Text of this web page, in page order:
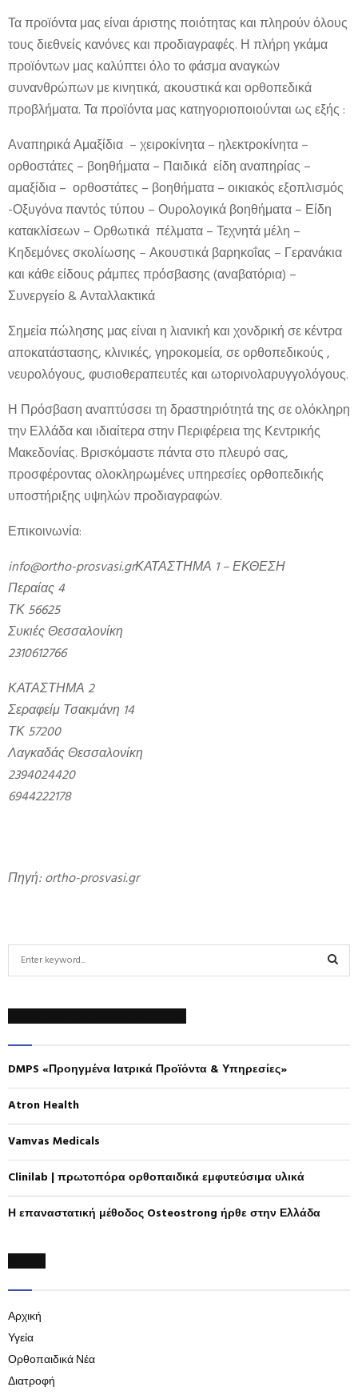
Τα προϊόντα μας είναι άριστης ποιότητας και πληρούν όλους
τους διεθνείς κανόνες και προδιαγραφές. Η πλήρη γκάμα
προϊόντων μας καλύπτει όλο το φάσμα αναγκών
συνανθρώπων με κινητικά, ακουστικά και ορθοπεδικά
προβλήματα. Τα προϊόντα μας κατηγοριοποιούνται ως εξής :
Αναπηρικά Αμαξίδια – χειροκίνητα – ηλεκτροκίνητα –
ορθοστάτες – βοηθήματα – Παιδικά είδη αναπηρίας –
αμαξίδια – ορθοστάτες – βοηθήματα – οικιακός εξοπλισμός
-Οξυγόνα παντός τύπου – Ουρολογικά βοηθήματα – Είδη
κατακλίσεων – Ορθωτικά πέλματα – Τεχνητά μέλη –
Κηδεμόνες σκολίωσης – Ακουστικά βαρηκοΐας – Γερανάκια
και κάθε είδους ράμπες πρόσβασης (αναβατόρια) –
Συνεργείο & Ανταλλακτικά
Σημεία πώλησης μας είναι η λιανική και χονδρική σε κέντρα
αποκατάστασης, κλινικές, γηροκομεία, σε ορθοπεδικούς ,
νευρολόγους, φυσιοθεραπευτές και ωτορινολαρυγγολόγους.
Η Πρόσβαση αναπτύσσει τη δραστηριότητά της σε ολόκληρη
την Ελλάδα και ιδιαίτερα στην Περιφέρεια της Κεντρικής
Μακεδονίας. Βρισκόμαστε πάντα στο πλευρό σας,
προσφέροντας ολοκληρωμένες υπηρεσίες ορθοπεδικής
υποστήριξης υψηλών προδιαγραφών.
Επικοινωνία:
info@ortho-prosvasi.grΚΑΤΑΣΤΗΜΑ 1 – ΕΚΘΕΣΗ
Περαίας 4
ΤΚ 56625
Συκιές Θεσσαλονίκη
2310612766
ΚΑΤΑΣΤΗΜΑ 2
Σεραφείμ Τσακμάνη 14
ΤΚ 57200
Λαγκαδάς Θεσσαλονίκη
2394024420
6944222178
Πηγή: ortho-prosvasi.gr
c
o
r
:
R
C
DMPS «Προηγμένα Ιατρικά Προϊόντα & Υπηρεσίες»
Atron Health
Vamvas Medicals
Clinilab | πρωτοπόρα ορθοπαιδικά εμφυτεύσιμα υλικά
Η επαναστατική μέθοδος Osteostrong ήρθε στην Ελλάδα
Αρχική
Υγεία
Ορθοπαιδικά Νέα
Διατροφή